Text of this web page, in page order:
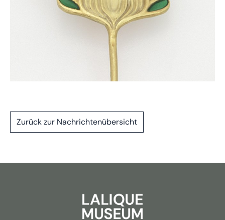
Zurück zur Nachrichtenübersicht